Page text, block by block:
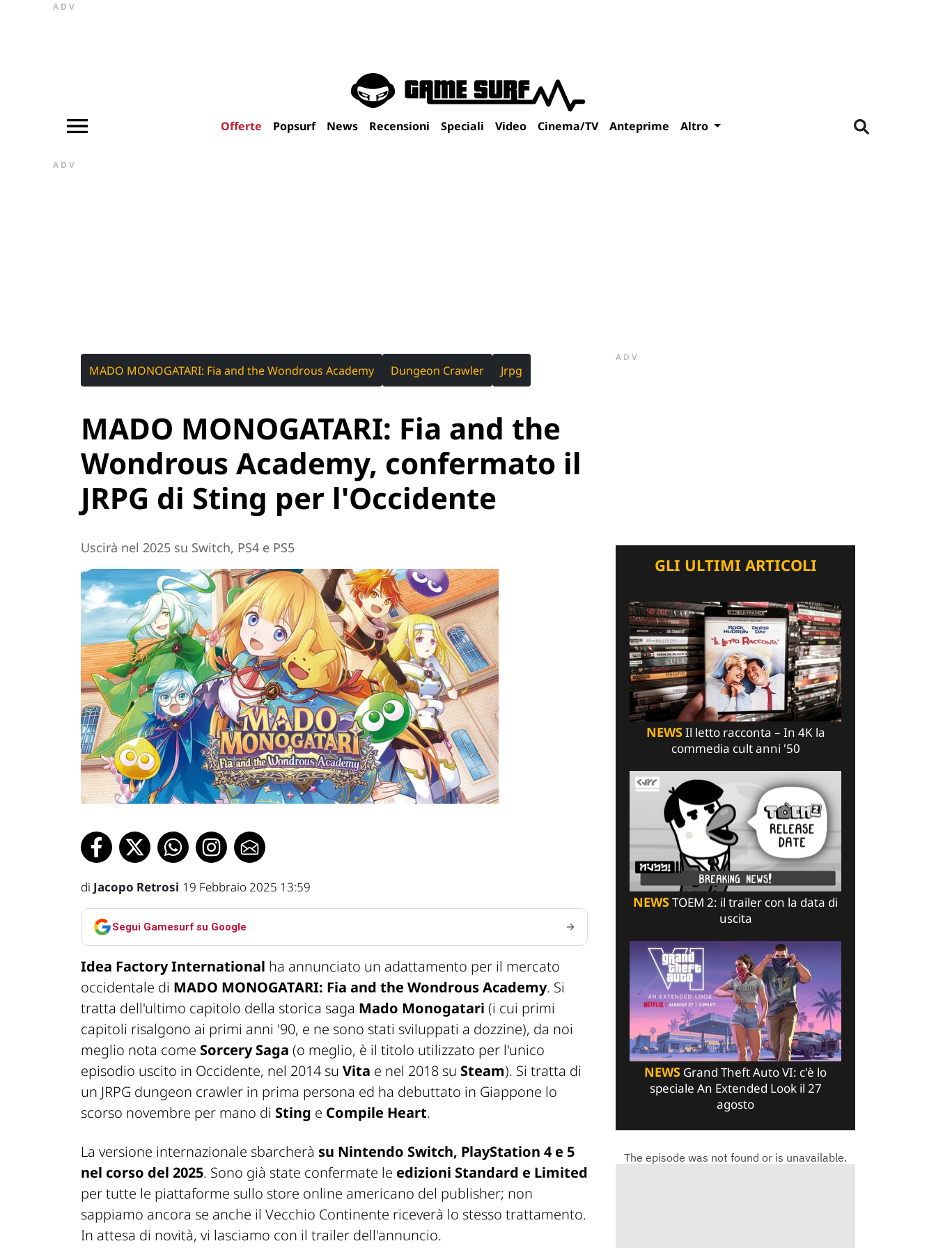
ADV
Offerte Popsurf News Recensioni Speciali Video Cinema/TV Anteprime Altro
ADV
MADO MONOGATARI: Fia and the Wondrous Academy Dungeon Crawler Jrpg
MADO MONOGATARI: Fia and the
Wondrous Academy, confermato il
JRPG di Sting per l'Occidente
Uscirà nel 2025 su Switch, PS4 e PS5
di Jacopo Retrosi 19 Febbraio 2025 13:59
Segui Gamesurf su Google
Idea Factory International ha annunciato un adattamento per il mercato
occidentale di MADO MONOGATARI: Fia and the Wondrous Academy. Si
tratta dell'ultimo capitolo della storica saga Mado Monogatari (i cui primi
capitoli risalgono ai primi anni '90, e ne sono stati sviluppati a dozzine), da noi
meglio nota come Sorcery Saga (o meglio, è il titolo utilizzato per l'unico
episodio uscito in Occidente, nel 2014 su Vita e nel 2018 su Steam). Si tratta di
un JRPG dungeon crawler in prima persona ed ha debuttato in Giappone lo
scorso novembre per mano di Sting e Compile Heart.
La versione internazionale sbarcherà su Nintendo Switch, PlayStation 4 e 5
nel corso del 2025. Sono già state confermate le edizioni Standard e Limited
per tutte le piattaforme sullo store online americano del publisher; non
sappiamo ancora se anche il Vecchio Continente riceverà lo stesso trattamento.
In attesa di novità, vi lasciamo con il trailer dell'annuncio.
ADV
GLI ULTIMI ARTICOLI
NEWSIl letto racconta – In 4K la
commedia cult anni '50
NEWSTOEM 2: il trailer con la data di
uscita
NEWS Grand Theft Auto VI: c'è lo
speciale An Extended Look il 27
agosto